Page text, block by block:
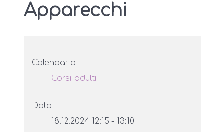
Apparecchi
Calendario
Corsi adulti
Data
18.12.2024 12:15 - 13:10